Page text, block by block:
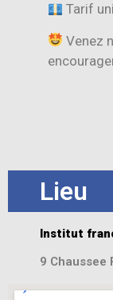
Tarif
Venez
Lieu
Institut
9 Chaussee